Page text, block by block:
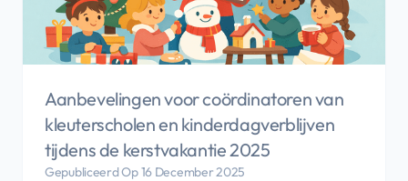
Aanbevelingen voor coördinatoren van
kleuterscholen en kinderdagverblijven
tijdens de kerstvakantie 2025
Gepubliceerd Op 16 December 2025